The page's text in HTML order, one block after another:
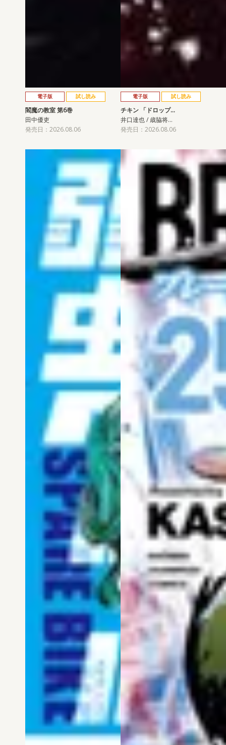
電子版 試し読み
閻魔の教室 第6巻
田中優吏
発売日：2026.08.06
電子版 試し読み
チキン 「ドロップ…
井口達也 / 歳脇将…
発売日：2026.08.06